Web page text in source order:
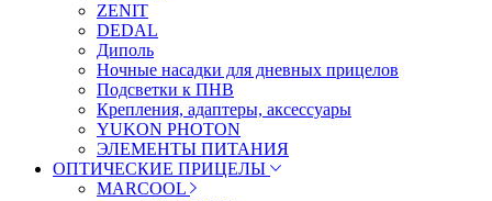
ZENIT
DEDAL
Диполь
Ночные насадки для дневных прицелов
Подсветки к ПНВ
Крепления, адаптеры, аксессуары
YUKON PHOTON
ЭЛЕМЕНТЫ ПИТАНИЯ
ОПТИЧЕСКИЕ ПРИЦЕЛЫ
MARCOOL